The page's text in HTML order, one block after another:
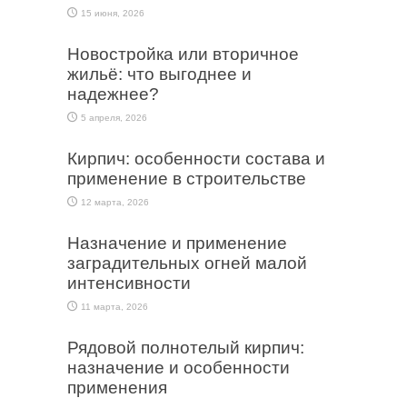
15 июня, 2026
Новостройка или вторичное
жильё: что выгоднее и
надежнее?
5 апреля, 2026
Кирпич: особенности состава и
применение в строительстве
12 марта, 2026
Назначение и применение
заградительных огней малой
интенсивности
11 марта, 2026
Рядовой полнотелый кирпич:
назначение и особенности
применения